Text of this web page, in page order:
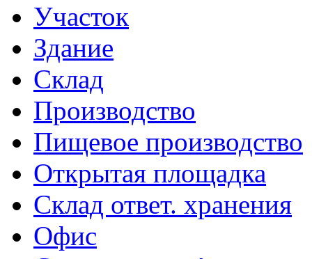
Участок
Здание
Склад
Производство
Пищевое производство
Открытая площадка
Склад ответ. хранения
Офис